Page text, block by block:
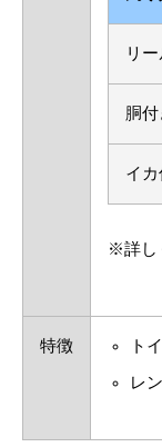
リ
胴
イ
※詳し
特徴 ト
レ